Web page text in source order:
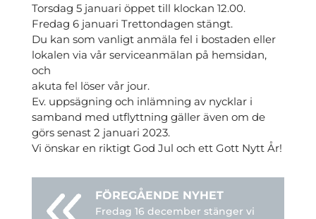
Torsdag 5 januari öppet till klockan 12.00.
Fredag 6 januari Trettondagen stängt.
Du kan som vanligt anmäla fel i bostaden eller
lokalen via vår serviceanmälan på hemsidan,
och
akuta fel löser vår jour.
Ev. uppsägning och inlämning av nycklar i
samband med utflyttning gäller även om de
görs senast 2 januari 2023.
Vi önskar en riktigt God Jul och ett Gott Nytt År!
Fredag 16 december stänger vi